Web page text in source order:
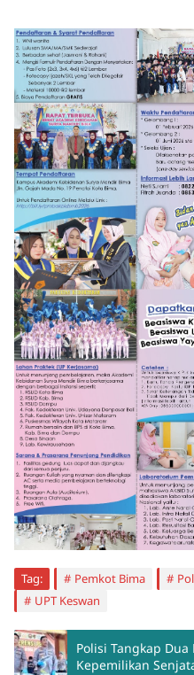
Tag: Pemkot Bima
UPT Keswan
Polisi Tangkap
Kepemilikan